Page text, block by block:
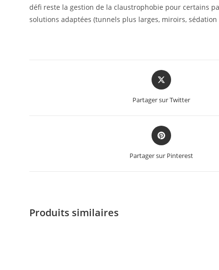
défi reste la gestion de la claustrophobie pour certains
solutions adaptées (tunnels plus larges, miroirs,
Partager sur Twitter
Partager sur Pinterest
Produits similaires